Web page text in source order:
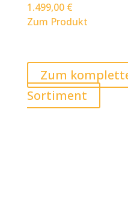
1.499,00 €
Zum Produkt
Zum
Sortiment